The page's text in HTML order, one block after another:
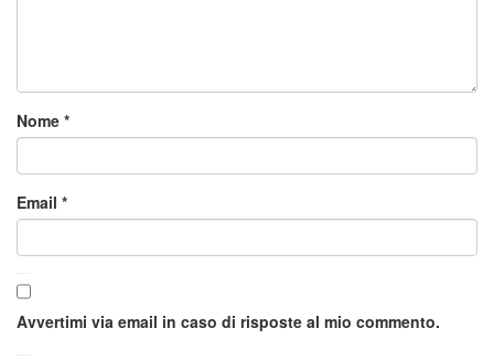
Nome *
Email *
Avvertimi via email in caso di risposte al mio commento.